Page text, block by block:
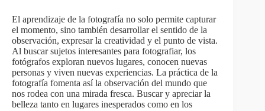
El aprendizaje de la fotografía no solo permite capturar
el momento, sino también desarrollar el sentido de la
observación, expresar la creatividad y el punto de vista.
Al buscar sujetos interesantes para fotografiar, los
fotógrafos exploran nuevos lugares, conocen nuevas
personas y viven nuevas experiencias. La práctica de la
fotografía fomenta así la observación del mundo que
nos rodea con una mirada fresca. Buscar y apreciar la
belleza tanto en lugares inesperados como en los